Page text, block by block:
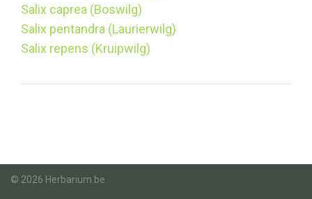
Salix caprea (Boswilg)
Salix pentandra (Laurierwilg)
Salix repens (Kruipwilg)
© 2026 Herbarium.be